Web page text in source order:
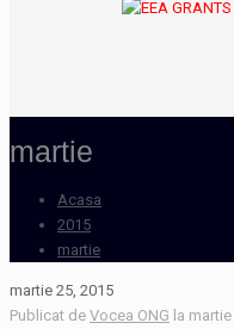
martie
Acasa
2015
martie
martie 25, 2015
Publicat de Vocea ONG la